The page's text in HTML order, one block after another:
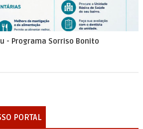
- Programa Sorriso Bonito
PORTAL